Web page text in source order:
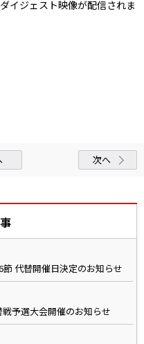
イジェスト映像が配信されま
次へ
代替開催日決定のお知らせ
予選大会開催のお知らせ